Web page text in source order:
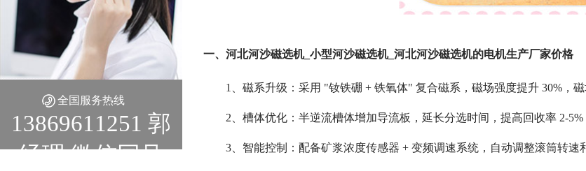
全国服务热线
13869611251 郭
经理 微信同号
一、河北河沙磁选机_小型河沙磁选机_河北河沙磁选机的电机生产厂家价格
1、磁系升级：采用 "钕铁硼 + 铁氧体" 复合磁系，磁场强度提升 30%，
2、槽体优化：半逆流槽体增加导流板，延长分选时间，提高回收率 2-5%
3、智能控制：配备矿浆浓度传感器 + 变频调速系统，自动调整滚筒转速